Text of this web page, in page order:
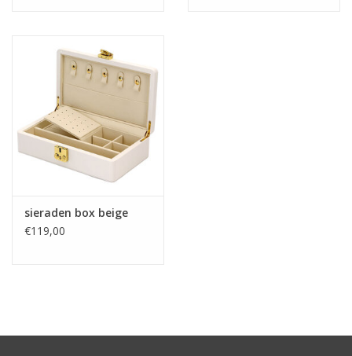
sieraden box beige
€119,00